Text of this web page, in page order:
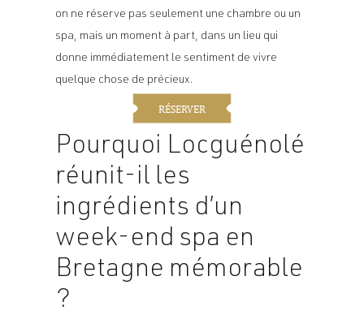
on ne réserve pas seulement une chambre ou un
spa, mais un moment à part, dans un lieu qui
donne immédiatement le sentiment de vivre
quelque chose de précieux.
RÉSERVER
Pourquoi Locguénolé
réunit-il les
ingrédients d’un
week-end spa en
Bretagne mémorable
?